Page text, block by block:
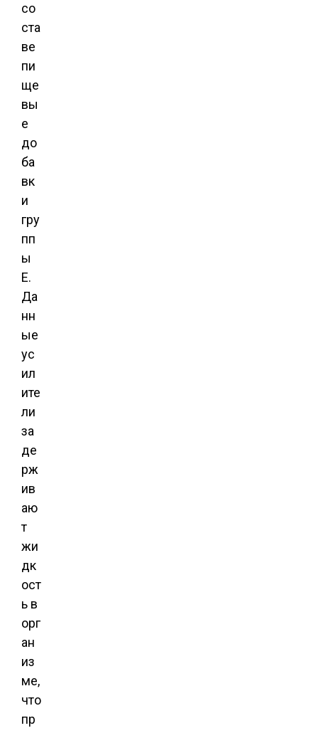
со
ста
ве
пи
ще
вы
е
до
ба
вк
и
гру
пп
ы
Е.
Да
нн
ые
ус
ил
ите
ли
за
де
рж
ив
аю
т
жи
дк
ост
ь в
орг
ан
из
ме,
что
пр